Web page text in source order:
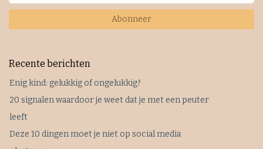
Abonneer
Recente berichten
Enig kind: gelukkig of ongelukkig?
20 signalen waardoor je weet dat je met een peuter
leeft
Deze 10 dingen moet je niet op social media